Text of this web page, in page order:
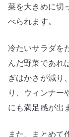
菜を大きめに切
べられます。
冷たいサラダを
んだ野菜であれ
ぎはかさが減り
り、ウィンナー
にも満足感が出
また、まとめて